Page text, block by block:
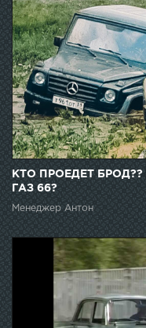
КТО ПРОЕДЕТ
ГАЗ 66?
Менеджер Антон